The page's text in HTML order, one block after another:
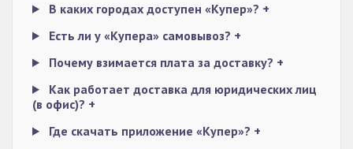
В каких городах доступен «Купер»? +
Есть ли у «Купера» самовывоз? +
Почему взимается плата за доставку? +
Как работает доставка для юридических лиц
(в офис)? +
Где скачать приложение «Купер»? +